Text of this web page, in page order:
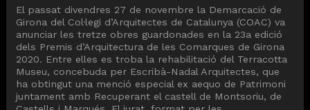
El passat divendres 27 de novembre la Demarcació de
Girona del Col·legi d’Arquitectes de Catalunya (COAC) va
anunciar les tretze obres guardonades en la 23a edició
dels Premis d’Arquitectura de les Comarques de Girona
2020. Entre elles es troba la rehabilitació del Terracotta
Museu, concebuda per Escribà-Nadal Arquitectes, que
ha obtingut una menció especial ex aequo de Patrimoni
juntament amb Recuperant el castell de Montsoriu, de